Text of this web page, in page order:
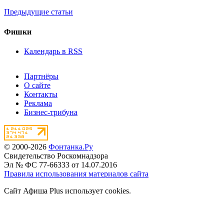
Предыдущие статьи
Фишки
Календарь в RSS
Партнёры
О сайте
Контакты
Реклама
Бизнес-трибуна
© 2000-2026 Фонтанка.Ру
Свидетельство Роскомнадзора
Эл № ФС 77-66333 от 14.07.2016
Правила использования материалов сайта
Сайт Афиша Plus использует cookies.